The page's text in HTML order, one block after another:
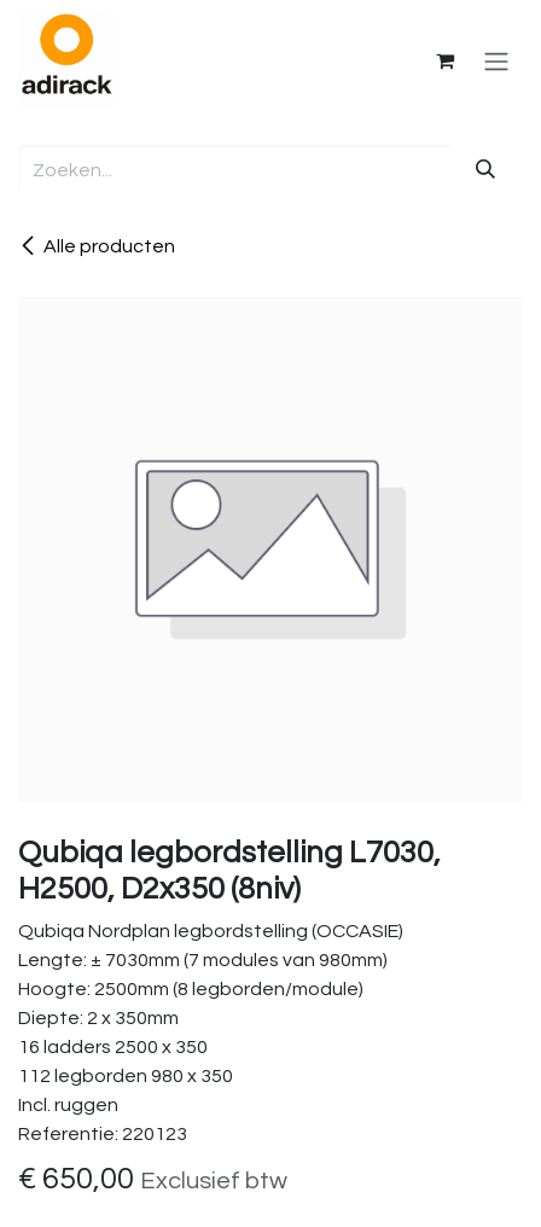
Overslaan naar inhoud
Alle producten
Qubiqa legbordstelling L7030,
H2500, D2x350 (8niv)
Qubiqa Nordplan legbordstelling (OCCASIE)
Lengte: ± 7030mm (7 modules van 980mm)
Hoogte: 2500mm (8 legborden/module)
Diepte: 2 x 350mm
16 ladders 2500 x 350
112 legborden 980 x 350
Incl. ruggen
Referentie: 220123
€ 650,00 Exclusief btw